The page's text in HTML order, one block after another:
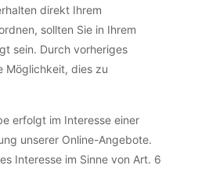
direkt Ihrem
sollten Sie in Ihrem
sein. Durch vorheriges
Möglichkeit, dies zu
erfolgt im Interesse einer
unserer Online-Angebote.
Interesse im Sinne von Art. 6